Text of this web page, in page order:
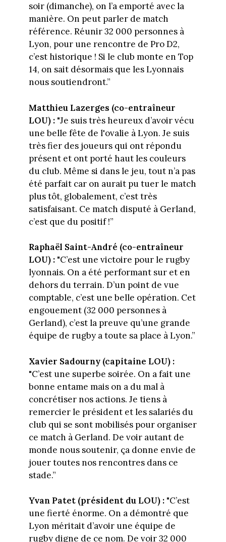
soir (dimanche), on l’a emporté avec la
manière. On peut parler de match
référence. Réunir 32 000 personnes à
Lyon, pour une rencontre de Pro D2,
c’est historique ! Si le club monte en Top
14, on sait désormais que les Lyonnais
nous soutiendront.”
Matthieu Lazerges (co-entraîneur
LOU) :"Je suis très heureux d’avoir vécu
une belle fête de l'ovalie à Lyon. Je suis
très fier des joueurs qui ont répondu
présent et ont porté haut les couleurs
du club. Même si dans le jeu, tout n’a pas
été parfait car on aurait pu tuer le match
plus tôt, globalement, c’est très
satisfaisant. Ce match disputé à Gerland,
c’est que du positif !”
Raphaël Saint-André (co-entraîneur
LOU) :"C’est une victoire pour le rugby
lyonnais. On a été performant sur et en
dehors du terrain. D’un point de vue
comptable, c’est une belle opération. Cet
engouement (32 000 personnes à
Gerland), c’est la preuve qu’une grande
équipe de rugby a toute sa place à Lyon.”
Xavier Sadourny (capitaine LOU) :
"C’est une superbe soirée. On a fait une
bonne entame mais on a du mal à
concrétiser nos actions. Je tiens à
remercier le président et les salariés du
club qui se sont mobilisés pour organiser
ce match à Gerland. De voir autant de
monde nous soutenir, ça donne envie de
jouer toutes nos rencontres dans ce
stade.”
Yvan Patet (président du LOU) :"C’est
une fierté énorme. On a démontré que
Lyon méritait d’avoir une équipe de
rugby digne de ce nom. De voir 32 000